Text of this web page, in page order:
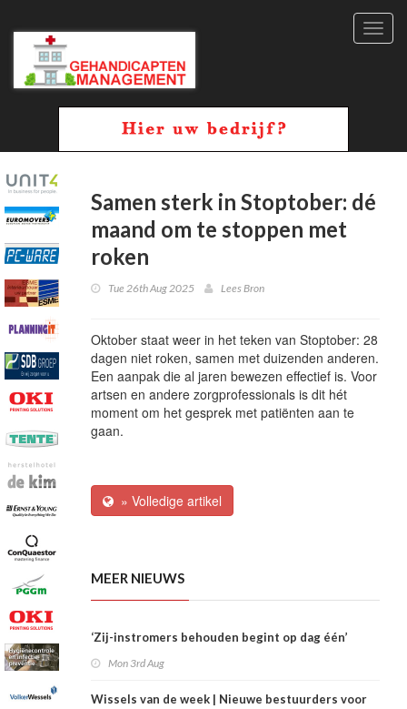
Samen sterk in Stoptober: dé
maand om te stoppen met
roken
Tue 26th Aug 2025 Lees Bron
Oktober staat weer in het teken van Stoptober: 28
dagen niet roken, samen met duizenden anderen.
Een aanpak die al jaren bewezen effectief is. Voor
artsen en andere zorgprofessionals is dit hét
moment om het gesprek met patiënten aan te
gaan.
» Volledige artikel
MEER NIEUWS
‘Zij-instromers behouden begint op dag één’
Mon 3rd Aug
Wissels van de week | Nieuwe bestuurders voor